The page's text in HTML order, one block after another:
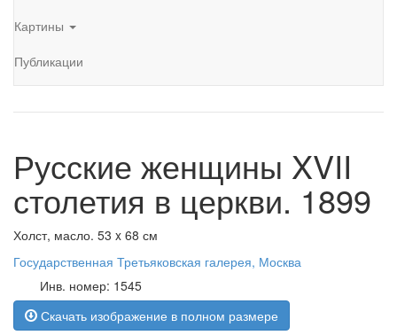
Картины
Публикации
Русские женщины XVII
столетия в церкви. 1899
Холст, масло. 53 x 68 см
Государственная Третьяковская галерея, Москва
Инв. номер: 1545
Скачать изображение в полном размере